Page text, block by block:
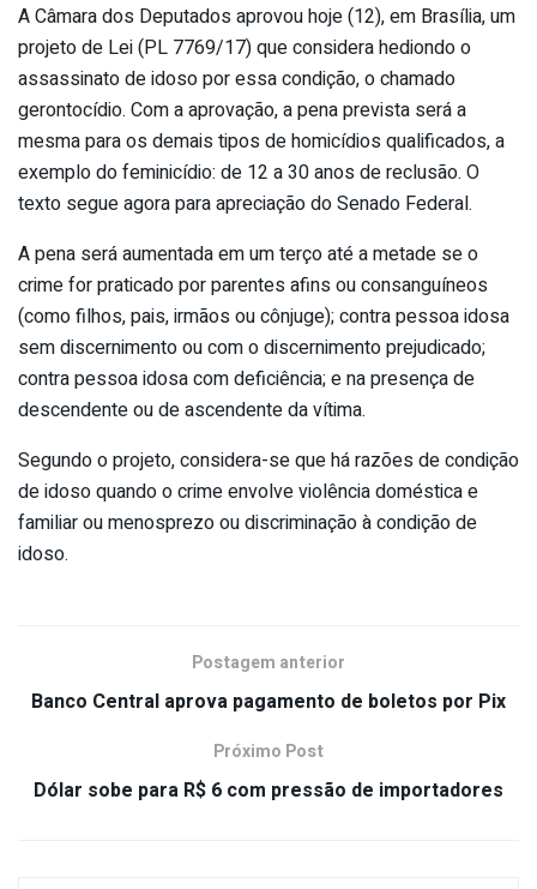
A Câmara dos Deputados aprovou hoje (12), em Brasília, um
projeto de Lei (PL 7769/17) que considera hediondo o
assassinato de idoso por essa condição, o chamado
gerontocídio. Com a aprovação, a pena prevista será a
mesma para os demais tipos de homicídios qualificados, a
exemplo do feminicídio: de 12 a 30 anos de reclusão. O
texto segue agora para apreciação do Senado Federal.
A pena será aumentada em um terço até a metade se o
crime for praticado por parentes afins ou consanguíneos
(como filhos, pais, irmãos ou cônjuge); contra pessoa idosa
sem discernimento ou com o discernimento prejudicado;
contra pessoa idosa com deficiência; e na presença de
descendente ou de ascendente da vítima.
Segundo o projeto, considera-se que há razões de condição
de idoso quando o crime envolve violência doméstica e
familiar ou menosprezo ou discriminação à condição de
idoso.
Postagem anterior
Banco Central aprova pagamento de boletos por Pix
Próximo Post
Dólar sobe para R$ 6 com pressão de importadores